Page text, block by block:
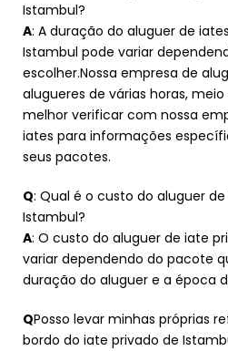
Istambul?
A: A duração do aluguer de
Istambul pode variar
escolher.Nossa empresa de
alugueres de várias horas,
melhor verificar com nossa
iates para informações
seus pacotes.
Q: Qual é o custo do aluguer
Istambul?
A: O custo do aluguer de iate
variar dependendo do pacote
duração do aluguer e a época
QPosso levar minhas próprias
bordo do iate privado de